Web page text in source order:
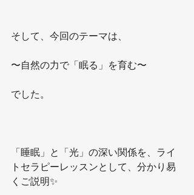
そして、今回のテーマは、
〜自然の力で「眠る」を育む〜
でした。
「睡眠」と「光」の深い関係を、ライ
トセラピーレッスンとして、分かり易
くご説明✨